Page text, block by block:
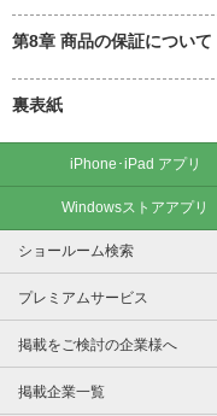
第8章 商品の保証について
裏表紙
iPhone･iPad アプリ
Windowsストアアプリ
ショールーム検索
プレミアムサービス
掲載をご検討の企業様へ
掲載企業一覧